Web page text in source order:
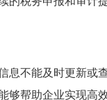
息不能及时更新或
帮助企业实现高